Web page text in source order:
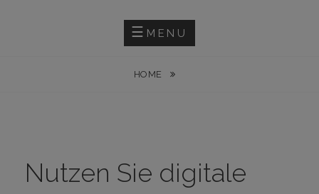
LINUS KLOSE
MENU
HOME
Nutzen Sie digitale